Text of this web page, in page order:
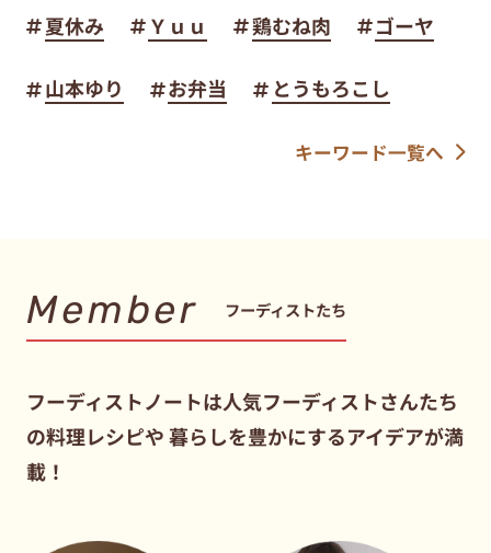
夏休み Ｙｕｕ 鶏むね肉 ゴーヤ
山本ゆり お弁当 とうもろこし
キーワード一覧へ
Member フーディストたち
フーディストノートは人気フーディストさんたち
の料理レシピや暮らしを豊かにするアイデアが満
載！